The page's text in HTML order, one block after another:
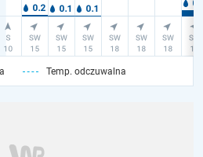
Temp. odczuwalna